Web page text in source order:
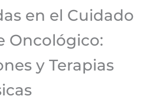
en el Cuidado
Oncológico:
y Terapias